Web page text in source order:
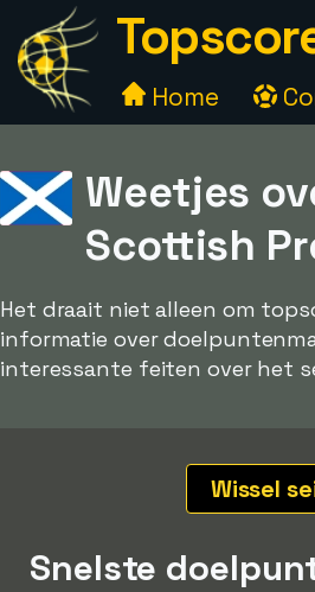
Home
Weetjes
Scottish
Het draait niet alleen om
informatie over
interessante feiten over het
Wissel
Snelste